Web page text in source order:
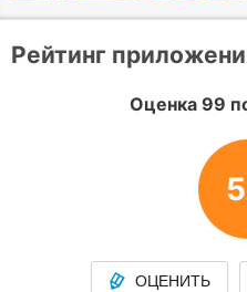
Рейтинг
Оценка 99
ОЦЕНИТЬ